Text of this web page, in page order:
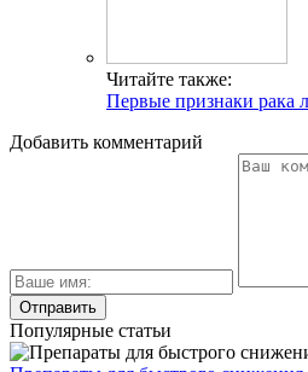
Читайте также:
Первые признаки рака
Добавить комментарий
Популярные статьи